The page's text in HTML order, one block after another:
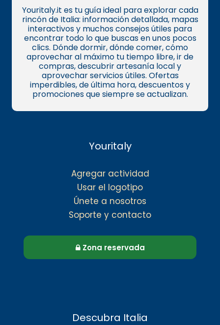
Youritaly.it es tu guía ideal para explorar cada
rincón de Italia: información detallada, mapas
interactivos y muchos consejos útiles para
encontrar todo lo que buscas en unos pocos
clics. Dónde dormir, dónde comer, cómo
aprovechar al máximo tu tiempo libre, ir de
compras, descubrir artesanía local y
aprovechar servicios útiles. Ofertas
imperdibles, de última hora, descuentos y
promociones que siempre se actualizan.
Youritaly
Agregar actividad
Usar el logotipo
Únete a nosotros
Soporte y contacto
Zona reservada
Descubra Italia